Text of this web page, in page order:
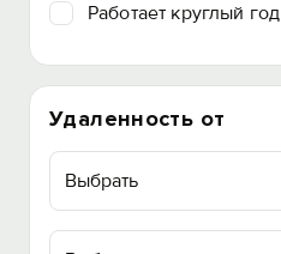
Работает круглый год
Удаленность от
Выбрать